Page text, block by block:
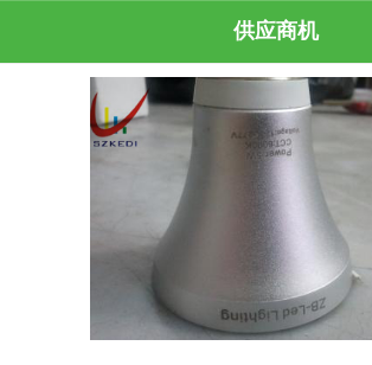
供应商机